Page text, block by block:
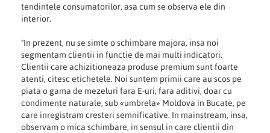
tendintele consumatorilor, asa cum se observa ele din
interior.
"In prezent, nu se simte o schimbare majora, insa noi
segmentam clientii in functie de mai multi indicatori.
Clientii care achizitioneaza produse premium sunt foarte
atenti, citesc etichetele. Noi suntem primii care au scos pe
piata o gama de mezeluri fara E-uri, fara aditivi, doar cu
condimente naturale, sub «umbrela» Moldova in Bucate, pe
care inregistram cresteri semnificative. In mainstream, insa,
observam o mica schimbare, in sensul in care clientii din